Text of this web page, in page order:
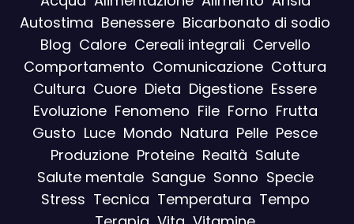
Autostima Benessere Bicarbonato di sodio
Blog Calore Cereali integrali Cervello
Comportamento Comunicazione Cottura
Cultura Cuore Dieta Digestione Essere
Evoluzione Fenomeno File Forno Frutta
Gusto Luce Mondo Natura Pelle Pesce
Produzione Proteine Realtà Salute
Salute mentale Sangue Sonno Specie
Stress Tecnica Temperatura Tempo